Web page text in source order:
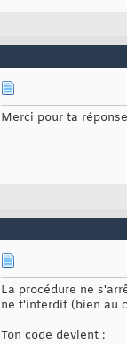
Merci pour ta
La procédure ne
ne t'interdit (bien au
Ton code devient :